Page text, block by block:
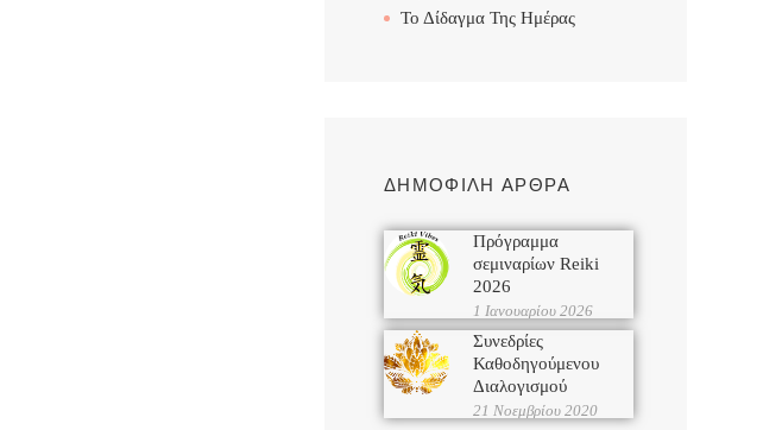
Το Δίδαγμα Της Ημέρας
ΔΗΜΟΦΙΛΗ ΑΡΘΡΑ
Πρόγραμμα
σεμιναρίων Reiki
2026
1 Ιανουαρίου 2026
Συνεδρίες
Καθοδηγούμενου
Διαλογισμού
21 Νοεμβρίου 2020